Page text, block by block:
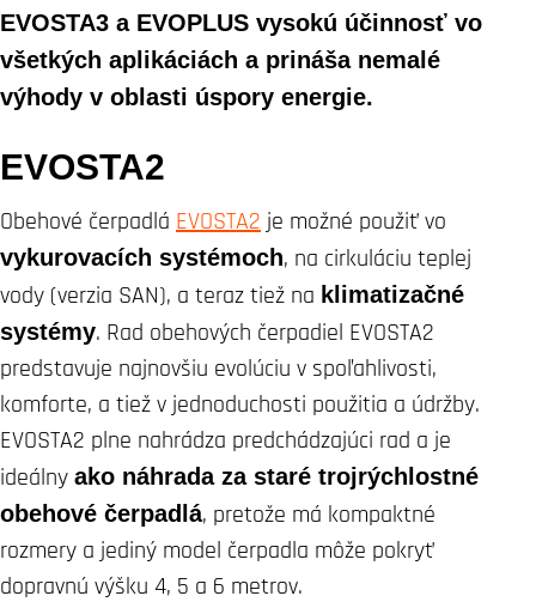
EVOSTA3 a EVOPLUS vysokú účinnosť vo
všetkých aplikáciách a prináša nemalé
výhody v oblasti úspory energie.
EVOSTA2
Obehové čerpadlá EVOSTA2 je možné použiť vo
vykurovacích systémoch, na cirkuláciu teplej
vody (verzia SAN), a teraz tiež na klimatizačné
systémy. Rad obehových čerpadiel EVOSTA2
predstavuje najnovšiu evolúciu v spoľahlivosti,
komforte, a tiež v jednoduchosti použitia a údržby.
EVOSTA2 plne nahrádza predchádzajúci rad a je
ideálny ako náhrada za staré trojrýchlostné
obehové čerpadlá, pretože má kompaktné
rozmery a jediný model čerpadla môže pokryť
dopravnú výšku 4, 5 a 6 metrov.